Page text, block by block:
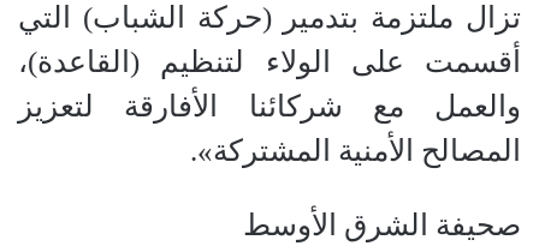
تزال ملتزمة بتدمير (حركة الشباب) التي
أقسمت على الولاء لتنظيم (القاعدة)،
والعمل مع شركائنا الأفارقة لتعزيز
المصالح الأمنية المشتركة».
صحيفة الشرق الأوسط